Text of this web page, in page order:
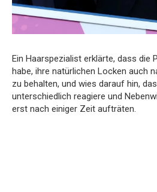
Ein Haarspezialist erklärte, dass
habe, ihre natürlichen Locken auch
zu behalten, und wies darauf hin,
unterschiedlich reagiere und
erst nach einiger Zeit aufträten.